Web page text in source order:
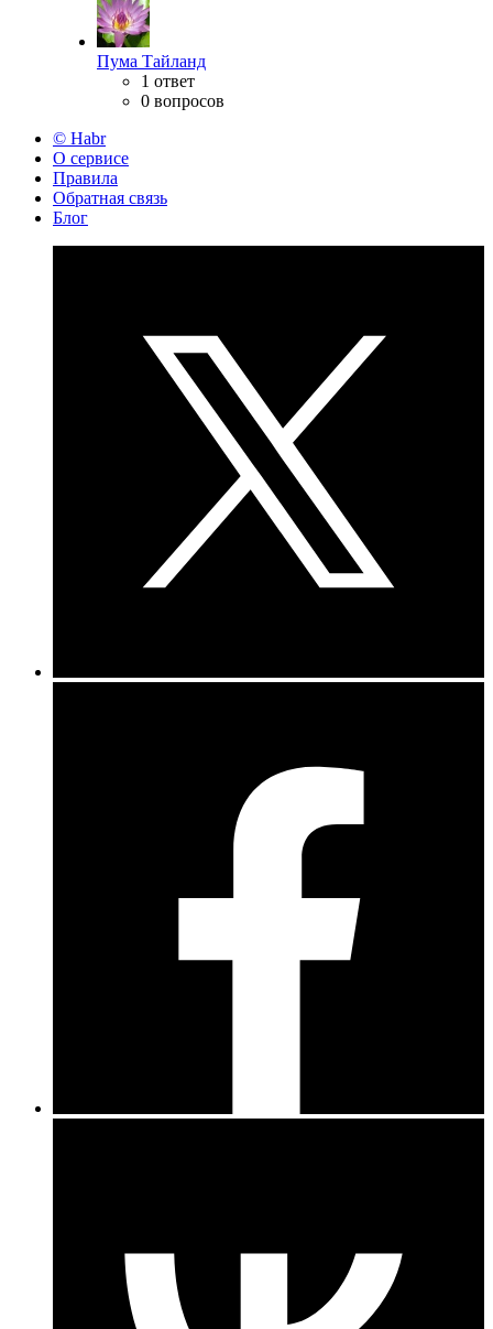
Пума Тайланд
1 ответ
0 вопросов
© Habr
О сервисе
Правила
Обратная связь
Блог